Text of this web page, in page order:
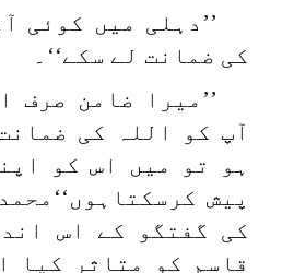
’’دہلی میں کوئی
کی ضمانت لے سکے‘‘۔
’’میرا ضامن صرف
آپ کو اللہ کی
ہو تو میں اس کو
پیش
کی گفتگو کے اس
قاسم کو متاثر کیا